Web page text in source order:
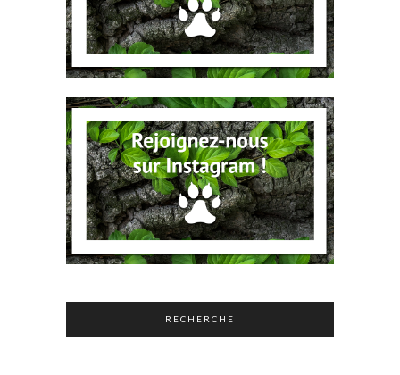
RECHERCHE